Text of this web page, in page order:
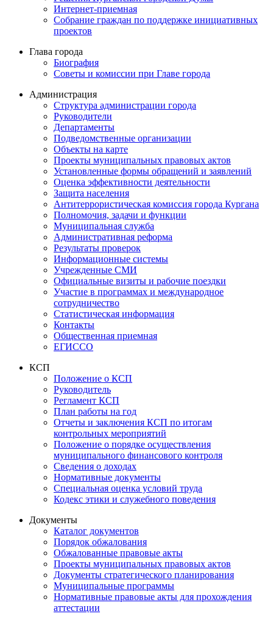
Интернет-приемная
Собрание граждан по поддержке инициативных
проектов
Глава города
Биография
Советы и комиссии при Главе города
Администрация
Структура администрации города
Руководители
Департаменты
Подведомственные организации
Объекты на карте
Проекты муниципальных правовых актов
Установленные формы обращений и заявлений
Оценка эффективности деятельности
Защита населения
Антитеррористическая комиссия города Кургана
Полномочия, задачи и функции
Муниципальная служба
Административная реформа
Результаты проверок
Информационные системы
Учрежденные СМИ
Официальные визиты и рабочие поездки
Участие в программах и международное
сотрудничество
Статистическая информация
Контакты
Общественная приемная
ЕГИССО
КСП
Положение о КСП
Руководитель
Регламент КСП
План работы на год
Отчеты и заключения КСП по итогам
контрольных мероприятий
Положение о порядке осуществления
муниципального финансового контроля
Сведения о доходах
Нормативные документы
Специальная оценка условий труда
Кодекс этики и служебного поведения
Документы
Каталог документов
Порядок обжалования
Обжалованные правовые акты
Проекты муниципальных правовых актов
Документы стратегического планирования
Муниципальные программы
Нормативные правовые акты для прохождения
аттестации